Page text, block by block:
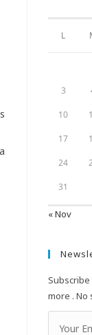
L
3
10
17
24
31
« Nov
more . No